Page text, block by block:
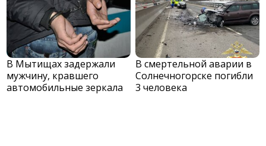
В Мытищах задержали
мужчину, кравшего
автомобильные зеркала
В смертельной аварии в
Солнечногорске погибли
3 человека